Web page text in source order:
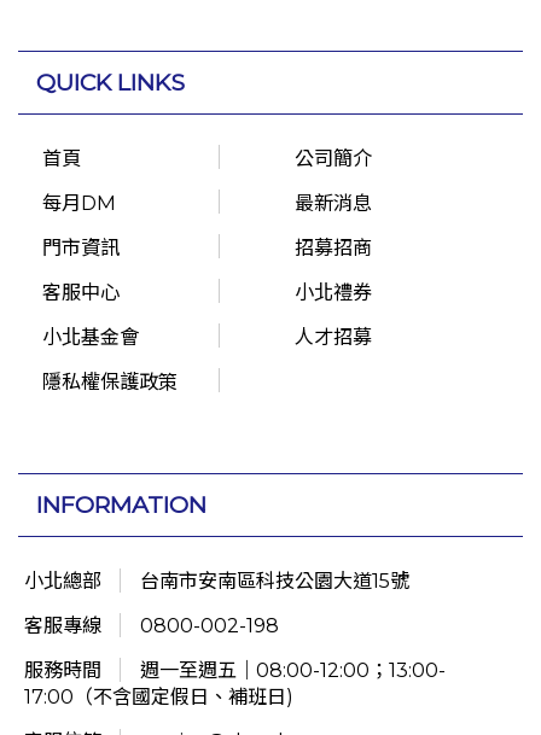
QUICK LINKS
首頁
公司簡介
每月DM
最新消息
門市資訊
招募招商
客服中心
小北禮券
小北基金會
人才招募
隱私權保護政策
INFORMATION
小北總部
台南市安南區科技公園大道15號
客服專線
0800-002-198
服務時間
週一至週五｜08:00-12:00；13:00-
17:00（不含國定假日、補班日)